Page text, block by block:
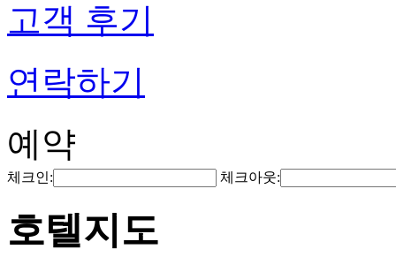
고객 후기
연락하기
예약
체크인: 체크아웃:
호텔지도